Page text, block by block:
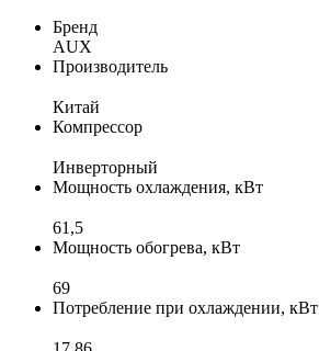
Бренд
AUX
Производитель
Китай
Компрессор
Инверторный
Мощность охлаждения, кВт
61,5
Мощность обогрева, кВт
69
Потребление при охлаждении, кВт